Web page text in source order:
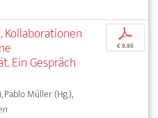
Kollaborationen
Ein Gespräch
Pablo Müller (Hg.),
p
€ 9,95